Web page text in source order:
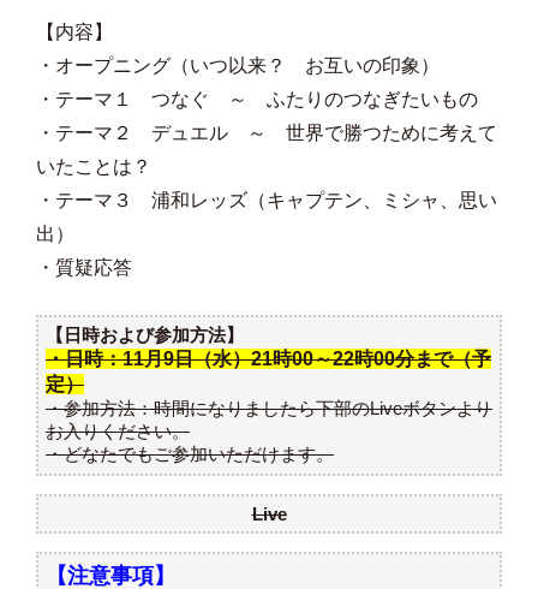
【内容】
・オープニング（いつ以来？ お互いの印象）
・テーマ１ つなぐ ～ ふたりのつなぎたいもの
・テーマ２ デュエル ～ 世界で勝つために考えて
いたことは？
・テーマ３ 浦和レッズ（キャプテン、ミシャ、思い
出）
・質疑応答
【日時および参加方法】
・日時：11月9日（水）21時00～22時00分まで（予
定）
・参加方法：時間になりましたら下部のLiveボタンより
お入りください。
・どなたでもご参加いただけます。
Live
【注意事項】